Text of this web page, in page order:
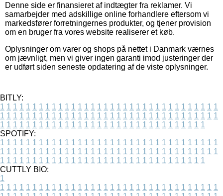
Denne side er finansieret af indtægter fra reklamer. Vi
samarbejder med adskillige online forhandlere eftersom vi
markedsfører forretningernes produkter, og tjener provision
om en bruger fra vores website realiserer et køb.
Oplysninger om varer og shops på nettet i Danmark værnes
om jævnligt, men vi giver ingen garanti imod justeringer der
er udført siden seneste opdatering af de viste oplysninger.
BITLY:
1 1 1 1 1 1 1 1 1 1 1 1 1 1 1 1 1 1 1 1 1 1 1 1 1 1 1 1 1 1 1 1 1 1
1 1 1 1 1 1 1 1 1 1 1 1 1 1 1 1 1 1 1 1 1 1 1 1 1 1 1 1 1 1 1 1 1 1
1 1 1 1 1 1 1 1 1 1 1 1 1 1 1 1 1 1 1 1 1 1 1 1 1 1 1 1 1 1 1 1
SPOTIFY:
1 1 1 1 1 1 1 1 1 1 1 1 1 1 1 1 1 1 1 1 1 1 1 1 1 1 1 1 1 1 1 1 1 1
1 1 1 1 1 1 1 1 1 1 1 1 1 1 1 1 1 1 1 1 1 1 1 1 1 1 1 1 1 1 1 1 1 1
1 1 1 1 1 1 1 1 1 1 1 1 1 1 1 1 1 1 1 1 1 1 1 1 1 1 1 1 1 1 1 1
CUTTLY BIO:
1
1 1 1 1 1 1 1 1 1 1 1 1 1 1 1 1 1 1 1 1 1 1 1 1 1 1 1 1 1 1 1 1 1 1